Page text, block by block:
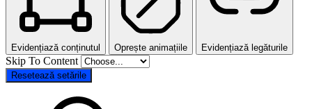
Evidențiază conținutul Oprește animațiile Evidențiază legăturile
Skip To Content
Resetează setările